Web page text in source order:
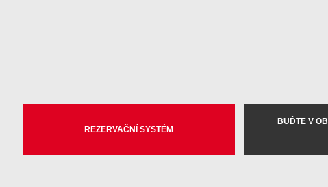
REZERVAČNÍ SYSTÉM
BUĎTE V